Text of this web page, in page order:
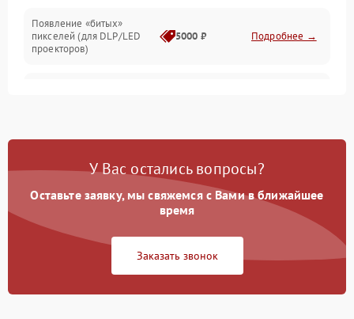
Появление «битых»
пикселей (для DLP/LED
проекторов)
5000 ₽ Подробнее →
Нестабильная яркость или
Неравномерная подсветка
4500 ₽ Подробнее →
автоматическая коррекция
трапеции (Keystone)
3000 ₽ Подробнее →
У Вас остались вопросы?
Оставьте заявку, мы свяжемся с Вами в ближайшее
время
Заказать звонок